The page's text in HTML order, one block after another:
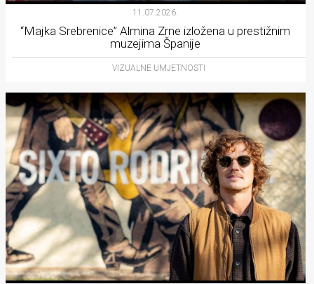
11.07.2026.
“Majka Srebrenice” Almina Zrne izložena u prestižnim
muzejima Španije
VIZUALNE UMJETNOSTI